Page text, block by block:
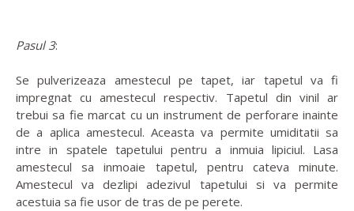
Pasul 3:
Se pulverizeaza amestecul pe tapet, iar tapetul va fi
impregnat cu amestecul respectiv. Tapetul din vinil ar
trebui sa fie marcat cu un instrument de perforare inainte
de a aplica amestecul. Aceasta va permite umiditatii sa
intre in spatele tapetului pentru a inmuia lipiciul. Lasa
amestecul sa inmoaie tapetul, pentru cateva minute.
Amestecul va dezlipi adezivul tapetului si va permite
acestuia sa fie usor de tras de pe perete.